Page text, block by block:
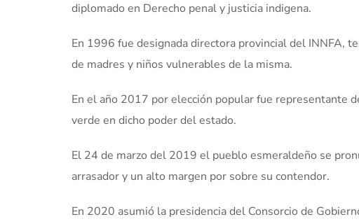
diplomado en Derecho penal y justicia indigena.
En 1996 fue designada directora provincial del INNFA,
de madres y niños vulnerables de la misma.
En el año 2017 por elección popular fue representante
verde en dicho poder del estado.
El 24 de marzo del 2019 el pueblo esmeraldeño se
arrasador y un alto margen por sobre su contendor.
En 2020 asumió la presidencia del Consorcio de